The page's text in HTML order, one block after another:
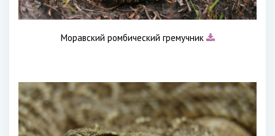
Моравский ромбический гремучник